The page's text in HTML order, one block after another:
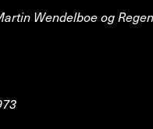
Wendelboe og